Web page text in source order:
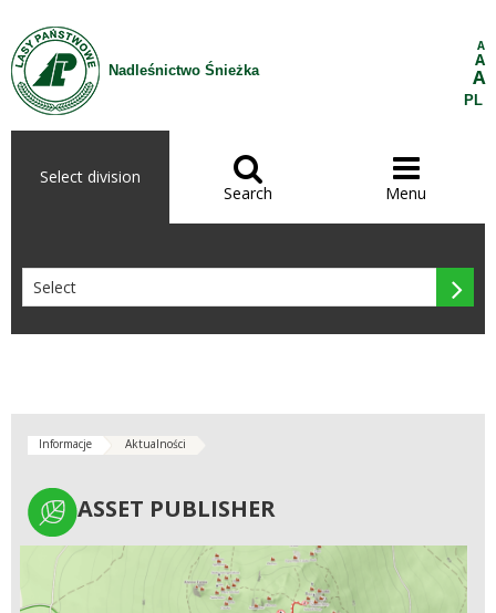
Skip to Content
Nadleśnictwo Śnieżka
A
A
A
PL
Select division 
Search

Menu

Informacje Aktualności
ASSET PUBLISHER
ASSET PUBLISHER